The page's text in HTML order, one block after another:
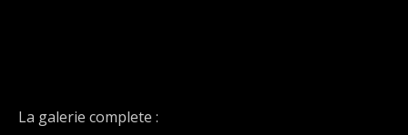
La galerie complete :